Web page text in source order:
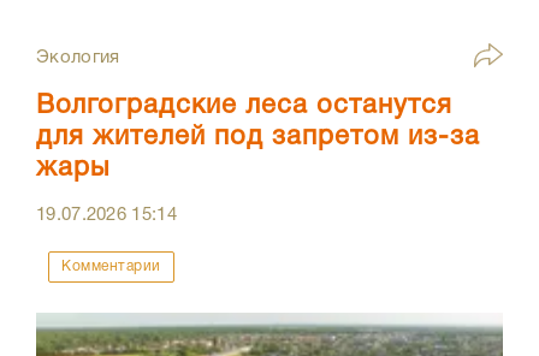
Экология
Волгоградские леса останутся
для жителей под запретом из-за
жары
19.07.2026 15:14
Комментарии